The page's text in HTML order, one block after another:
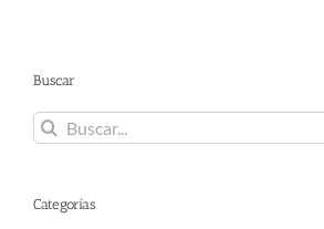
Buscar
Buscar:
Categorías